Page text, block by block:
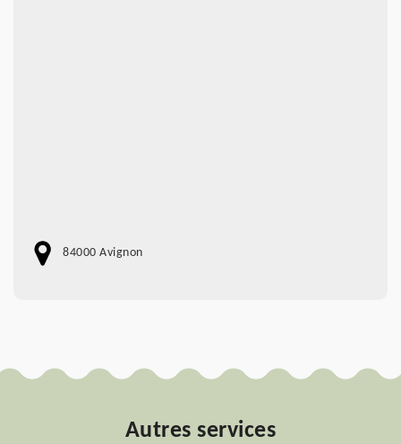
84000 Avignon
Autres services